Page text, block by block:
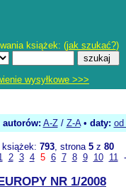
książek: (jak szukać?)
wysyłkowe >>>
autorów: A-Z/ Z-A• daty:
książek: 793, strona 5z 80
2 3 4 5 6 7 8 9 10 11-
NR 1/2008